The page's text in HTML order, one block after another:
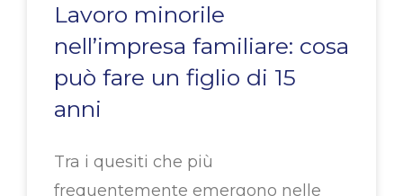
Lavoro minorile
nell’impresa familiare: cosa
può fare un figlio di 15
anni
Tra i quesiti che più
frequentemente emergono nelle